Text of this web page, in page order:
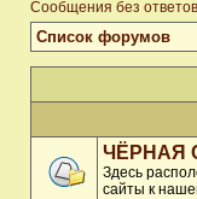
Сообщения без ответов
Список форумов
ЧЁРНАЯ
Здесь
сайты к